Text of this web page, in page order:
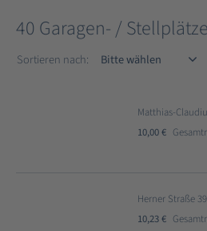
40 Garagen- /
Sortieren nach:
Matthias-
10,00 €
Herner Straße
10,23 €